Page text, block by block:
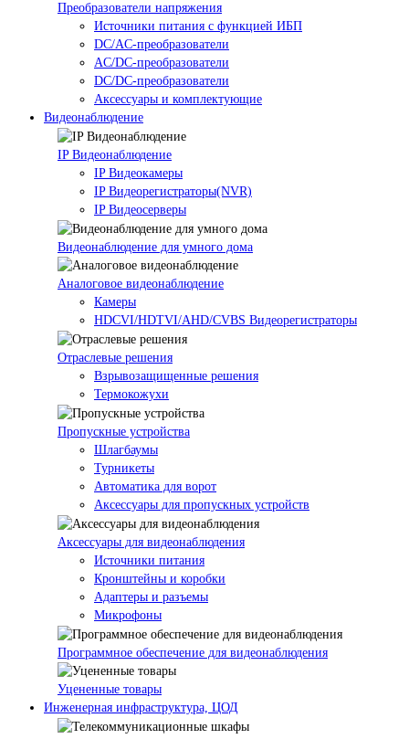
Преобразователи напряжения
Источники питания c функцией ИБП
DC/AC-преобразователи
AC/DC-преобразователи
DC/DC-преобразователи
Аксессуары и комплектующие
Видеонаблюдение
IP Видеонаблюдение
IP Видеокамеры
IP Видеорегистраторы(NVR)
IP Видеосерверы
Видеонаблюдение для умного дома
Аналоговое видеонаблюдение
Камеры
HDCVI/HDTVI/AHD/CVBS Видеорегистраторы
Отраслевые решения
Взрывозащищенные решения
Термокожухи
Пропускные устройства
Шлагбаумы
Турникеты
Автоматика для ворот
Аксессуары для пропускных устройств
Аксессуары для видеонаблюдения
Источники питания
Кронштейны и коробки
Адаптеры и разъемы
Микрофоны
Программное обеспечение для видеонаблюдения
Уцененные товары
Инженерная инфраструктура, ЦОД